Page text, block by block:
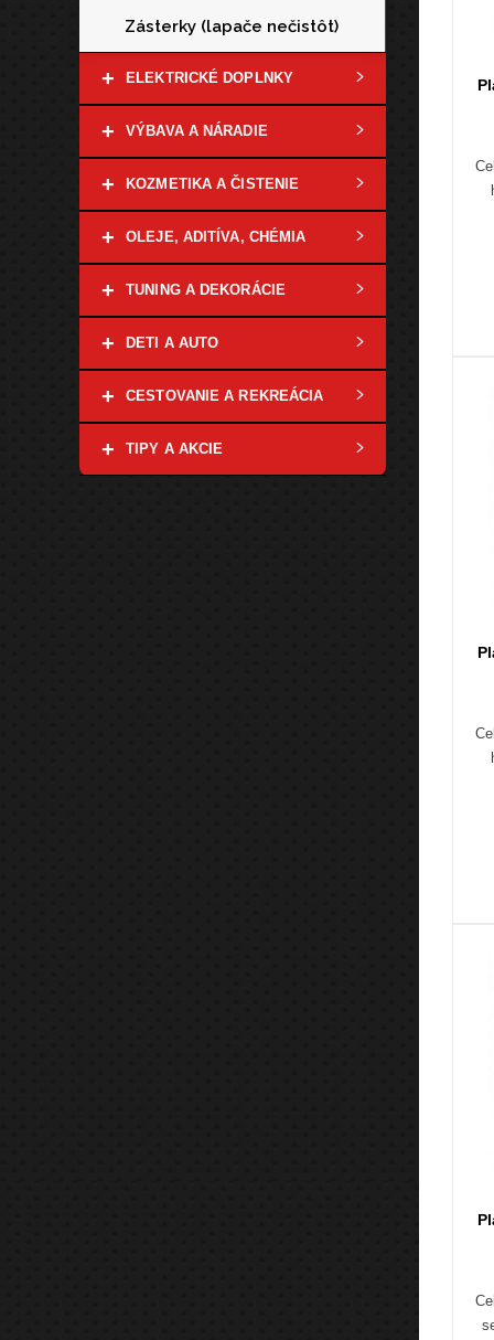
Zásterky (lapače nečistôt)
+ ELEKTRICKÉ DOPLNKY
+ VÝBAVA A NÁRADIE
+ KOZMETIKA A ČISTENIE
+ OLEJE, ADITÍVA, CHÉMIA
+ TUNING A DEKORÁCIE
+ DETI A AUTO
+ CESTOVANIE A REKREÁCIA
+ TIPY A AKCIE